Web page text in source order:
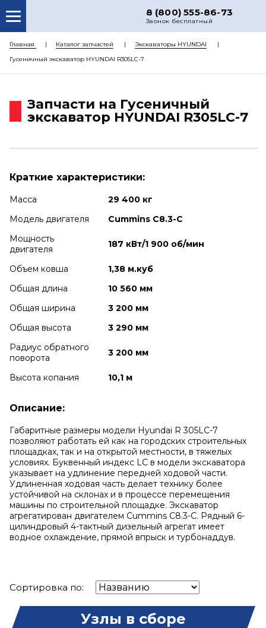
8 (800) 555-86-73
Звонок бесплатный
О НАС
КАТАЛОГ ЗАПЧАСТЕЙ
ДОСТАВКА
Главная Каталог запчастей
Экскаваторы HYUNDAI
Гусеничный экскаватор HYUNDAI R305LC-7
Запчасти на Гусеничный
экскаватор HYUNDAI R305LC-7
Краткие характеристики:
Масса
29 400 кг
Модель двигателя
Cummins C8.3-С
Мощность
двигателя
187 кВт/1 900 об/мин
Объем ковша
1,38 м.куб
Общая длина
10 560 мм
Общая ширина
3 200 мм
Общая высота
3 290 мм
Радиус обратного
поворота
3 200 мм
Высота копания 10,1 м
Описание:
Габаритные размеры модели Hyundai R 305LC-7
позволяют работать ей как на городских строительных
площадках, так и на открытой местности, в тяжелых
условиях. Буквенный индекс LC в модели экскаватора
указывает на удлинение передней ходовой части.
Удлиненная ходовая часть делает технику более
устойчивой на склонах и в процессе перемещения
машины по строительной площадке. Экскаватор
агрегатирован двигателем Cummins C8.3-С. Рядный 6-
цилиндровый 4-тактный дизельный агрегат имеет
водное охлаждение, прямой впрыск и турбонаддув.
Сортировка по:
Узлы в сборе